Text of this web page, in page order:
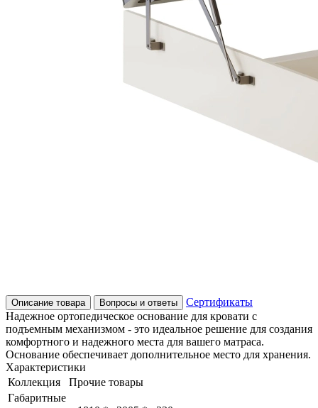
Описание товара Вопросы и ответы
Сертификаты
Надежное ортопедическое основание для кровати с
подъемным механизмом - это идеальное решение для создания
комфортного и надежного места для вашего матраса.
Основание обеспечивает дополнительное место для хранения.
Характеристики
Коллекция
Прочие товары
Габаритные